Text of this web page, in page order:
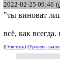
2022-02-25 09:46 (
"ты виноват
всё, как
(Ответить) (Уровень выше